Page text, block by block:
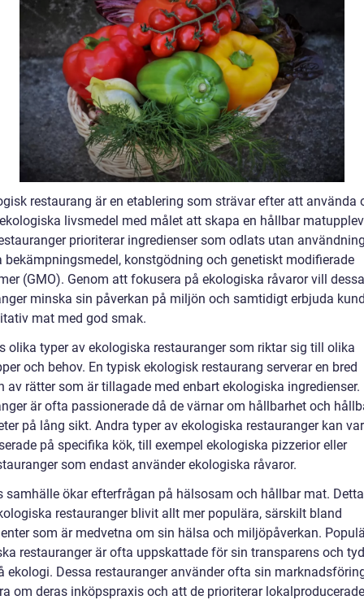
restaurang är en etablering som strävar efter att använda
livsmedel med målet att skapa en hållbar
prioriterar ingredienser som odlats utan
bekämpningsmedel, konstgödning och genetiskt modifierade
(GMO). Genom att fokusera på ekologiska råvaror vill dessa
minska sin påverkan på miljön och samtidigt erbjuda
mat med god smak.
olika typer av ekologiska restauranger som riktar sig till olika
och behov. En typisk ekologisk restaurang serverar en bred
av rätter som är tillagade med enbart ekologiska ingredienser.
är ofta passionerade då de värnar om hållbarhet och
på lång sikt. Andra typer av ekologiska restauranger kan
på specifika kök, till exempel ekologiska pizzerior eller
som endast använder ekologiska råvaror.
samhälle ökar efterfrågan på hälsosam och hållbar mat.
restauranger blivit allt mer populära, särskilt bland
som är medvetna om sin hälsa och miljöpåverkan.
restauranger är ofta uppskattade för sin transparens och
ekologi. Dessa restauranger använder ofta sin
om deras inköpspraxis och att de prioriterar